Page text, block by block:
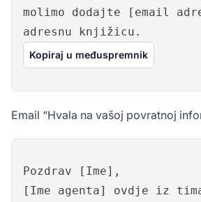
molimo dodajte [email
adresnu knjižicu.
Kopiraj u međuspremnik
Email “Hvala na vašoj povratnoj
Pozdrav [Ime],
[Ime agenta] ovdje iz